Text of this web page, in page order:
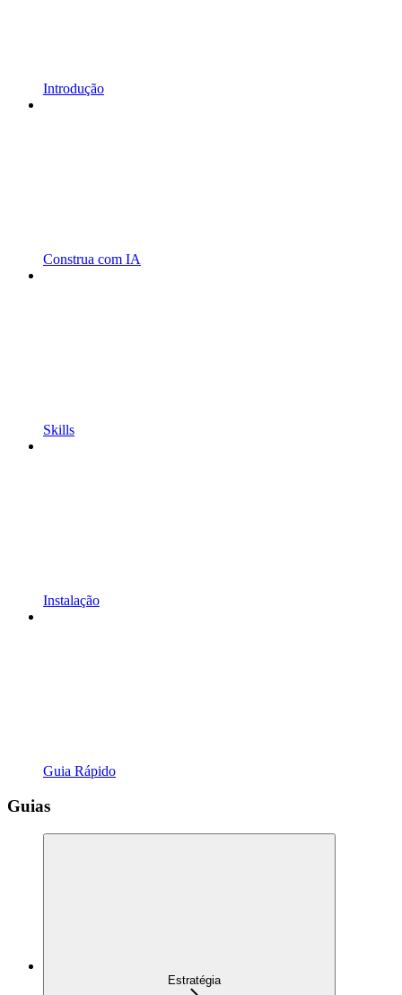
Introdução
Construa com IA
Skills
Instalação
Guia Rápido
Guias
Estratégia